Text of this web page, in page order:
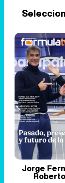
Jorge